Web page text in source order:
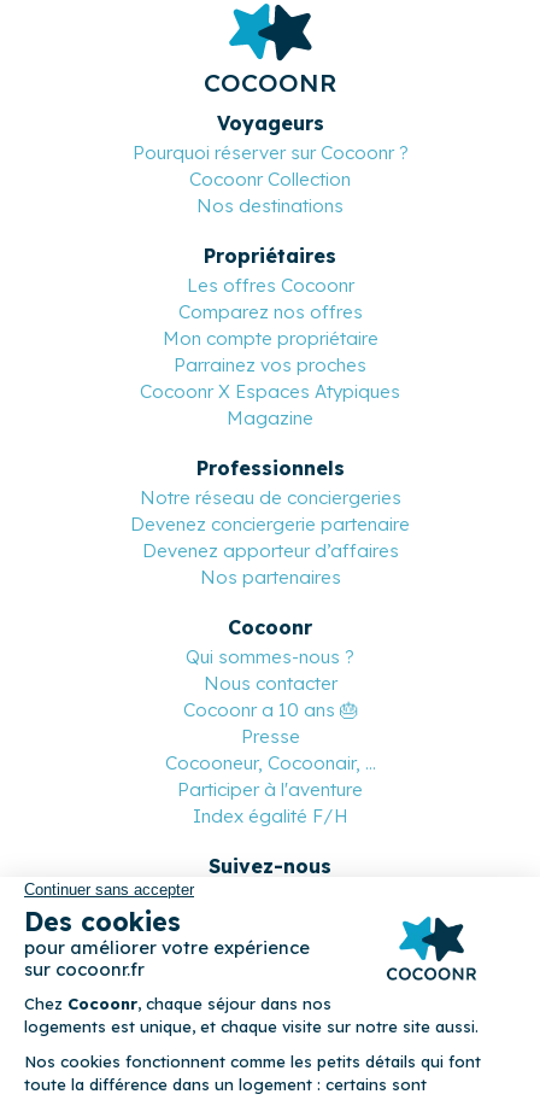
COCOONR
Voyageurs
Pourquoi réserver sur Cocoonr ?
Cocoonr Collection
Nos destinations
Propriétaires
Les offres Cocoonr
Comparez nos offres
Mon compte propriétaire
Parrainez vos proches
Cocoonr X Espaces Atypiques
Magazine
Professionnels
Notre réseau de conciergeries
Devenez conciergerie partenaire
Devenez apporteur d’affaires
Nos partenaires
Cocoonr
Qui sommes-nous ?
Nous contacter
Cocoonr a 10 ans 🎂
Presse
Cocooneur, Cocoonair, ...
Participer à l'aventure
Index égalité F/H
Suivez-nous